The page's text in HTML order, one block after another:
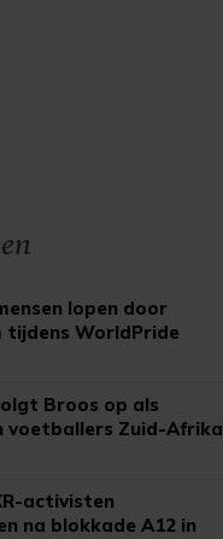
lopen door
tijdens WorldPride
Broos op als
voetballers Zuid-Afrika
activisten
na blokkade A12 in